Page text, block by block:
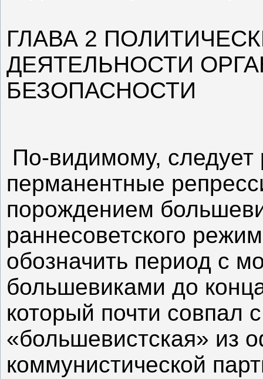
ГЛАВА 2
ДЕЯТЕЛЬНОСТИ
БЕЗОПАСНОСТИ
По-видимому, следует
перманентные
порождением
раннесоветского
обозначить период с
большевиками до
который почти совпал
«большевистская» из
коммунистической